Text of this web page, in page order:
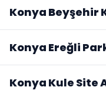
Konya Beyşehir
Konya Ereğli
Konya Kule Site